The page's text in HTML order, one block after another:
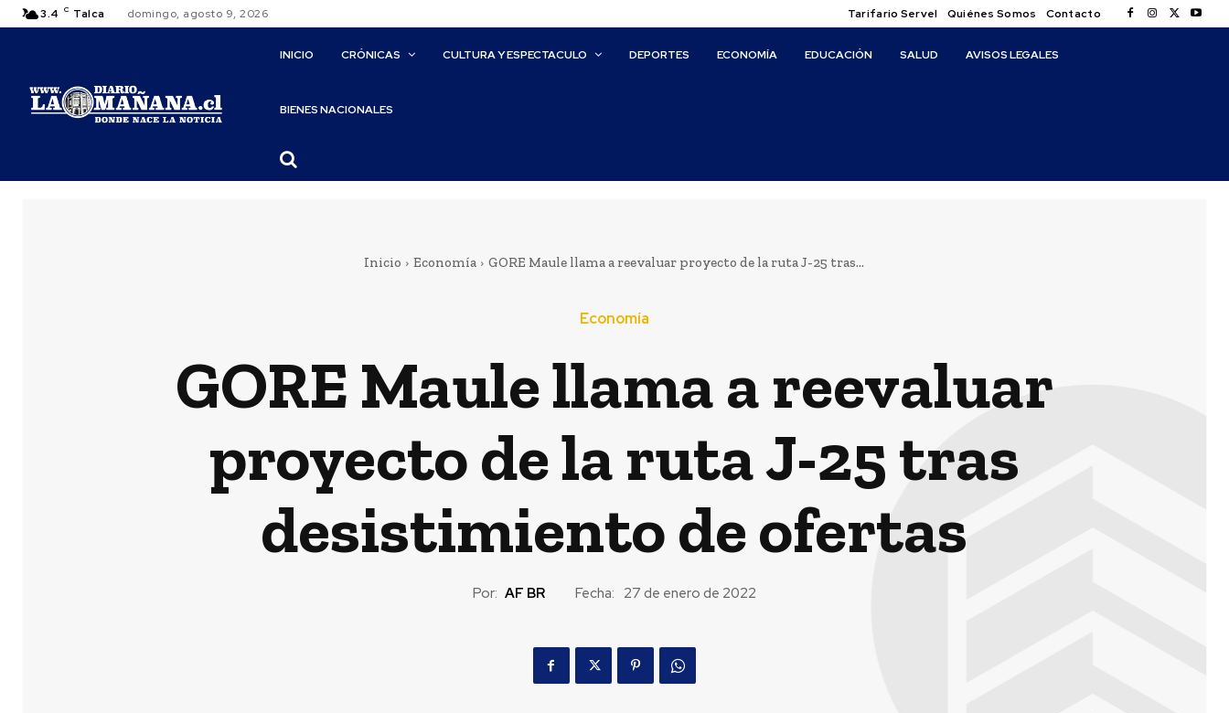
3.4 C Talca domingo, agosto 9, 2026 Tarifario Servel Quiénes Somos Contacto
INICIO CRÓNICAS CULTURA Y ESPECTACULO DEPORTES ECONOMÍA EDUCACIÓN SALUD AVISOS LEGALES
BIENES NACIONALES
Inicio Economía GORE Maule llama a reevaluar proyecto de la ruta J-25 tras...
Economía
GORE Maule llama a reevaluar
proyecto de la ruta J-25 tras
desistimiento de ofertas
Por: AF BR Fecha: 27 de enero de 2022